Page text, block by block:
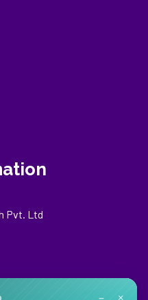
Pvt. Ltd
− ×